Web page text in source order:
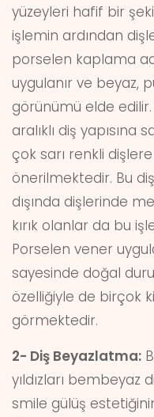
yüzeyleri hafif bir
işlemin ardından
porselen kaplama
uygulanır ve beyaz,
görünümü elde
aralıklı diş
çok sarı renkli
önerilmektedir. Bu
dışında dişlerinde
kırık olanlar da bu
Porselen vener
sayesinde doğal
özelliğiyle de birçok
görmektedir.
2- Diş Beyazlatma:
yıldızları
smile gülüş